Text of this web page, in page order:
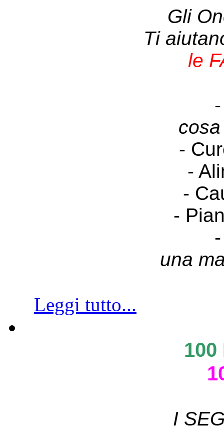
Gli
Ti
le
-
-
-
-
una
Leggi tutto...
100
I